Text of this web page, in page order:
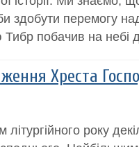
здобути перемогу
Тибр побачив на небі
Хреста
року